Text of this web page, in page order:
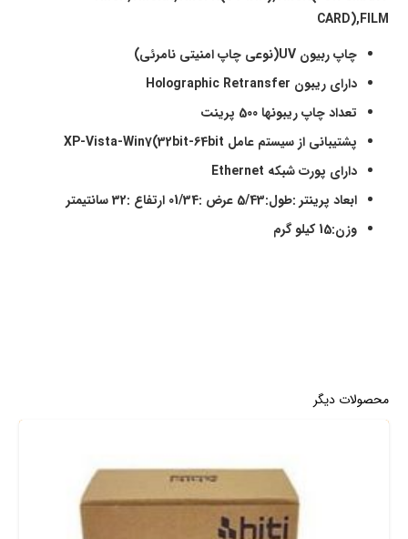
CARD),FILM
چاپ ربیون UV(نوعی چاپ امنیتی نامرئی)
دارای ریبون Holographic Retransfer
تعداد چاپ ریبونها 500 پرینت
پشتیبانی از سیستم عامل XP-Vista-Win7(32bit-64bit
دارای پورت شبکه Ethernet
ابعاد پرینتر :طول:5/43 عرض :01/34 ارتفاع :32
سانتیمتر
وزن:15 کیلو گرم
محصولات دیگر